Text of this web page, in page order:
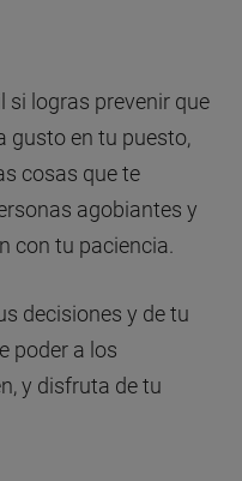
si logras prevenir que
gusto en tu puesto,
cosas que te
agobiantes y
con tu paciencia.
decisiones y de tu
poder a los
y disfruta de tu